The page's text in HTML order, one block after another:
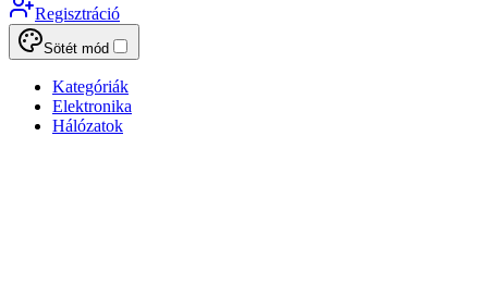
Regisztráció
Sötét mód
Kategóriák
Elektronika
Hálózatok